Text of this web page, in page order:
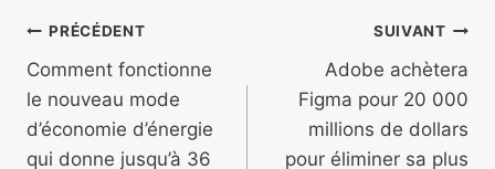
Navigation
de
l’article
PRÉCÉDENT
Comment fonctionne
le nouveau mode
d’économie d’énergie
qui donne jusqu’à 36
SUIVANT
Adobe achètera
Figma pour 20 000
millions de dollars
pour éliminer sa plus